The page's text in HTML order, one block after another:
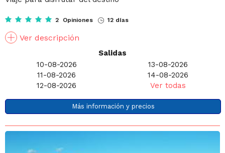
2 Opiniones 12 días
Ver descripción
Salidas
10-08-2026
11-08-2026
12-08-2026
13-08-2026
14-08-2026
Ver todas
Más información y precios